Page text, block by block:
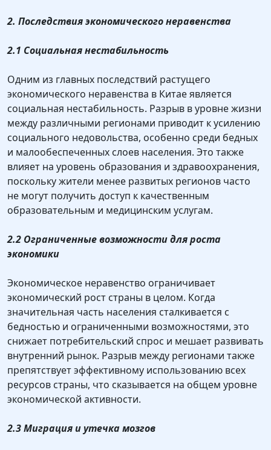
2. Последствия экономического неравенства
2.1 Социальная нестабильность
Одним из главных последствий растущего
экономического неравенства в Китае является
социальная нестабильность. Разрыв в уровне жизни
между различными регионами приводит к усилению
социального недовольства, особенно среди бедных
и малообеспеченных слоев населения. Это также
влияет на уровень образования и здравоохранения,
поскольку жители менее развитых регионов часто
не могут получить доступ к качественным
образовательным и медицинским услугам.
2.2 Ограниченные возможности для роста
экономики
Экономическое неравенство ограничивает
экономический рост страны в целом. Когда
значительная часть населения сталкивается с
бедностью и ограниченными возможностями, это
снижает потребительский спрос и мешает развивать
внутренний рынок. Разрыв между регионами также
препятствует эффективному использованию всех
ресурсов страны, что сказывается на общем уровне
экономической активности.
2.3 Миграция и утечка мозгов